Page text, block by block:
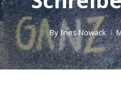
ByInes Nowack